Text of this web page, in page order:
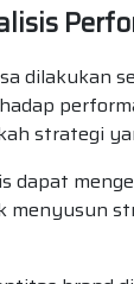
dilakukan
strategi
dapat